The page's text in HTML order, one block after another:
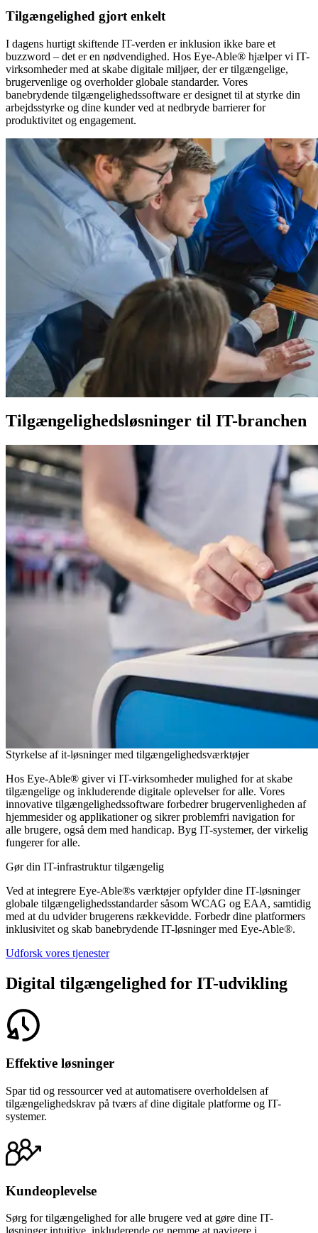
Tilgængelighed gjort enkelt
I dagens hurtigt skiftende IT-verden er inklusion ikke bare et
buzzword – det er en nødvendighed. Hos Eye-Able® hjælper vi IT-
virksomheder med at skabe digitale miljøer, der er tilgængelige,
brugervenlige og overholder globale standarder. Vores
banebrydende tilgængelighedssoftware er designet til at styrke din
arbejdsstyrke og dine kunder ved at nedbryde barrierer for
produktivitet og engagement.
Tilgængelighedsløsninger til IT-branchen
Styrkelse af it-løsninger med tilgængelighedsværktøjer
Hos Eye-Able® giver vi IT-virksomheder mulighed for at skabe
tilgængelige og inkluderende digitale oplevelser for alle. Vores
innovative tilgængelighedssoftware forbedrer brugervenligheden af
hjemmesider og applikationer og sikrer problemfri navigation for
alle brugere, også dem med handicap. Byg IT-systemer, der virkelig
fungerer for alle.
Gør din IT-infrastruktur tilgængelig
Ved at integrere Eye-Able®s værktøjer opfylder dine IT-løsninger
globale tilgængelighedsstandarder såsom WCAG og EAA, samtidig
med at du udvider brugerens rækkevidde. Forbedr dine platformers
inklusivitet og skab banebrydende IT-løsninger med Eye-Able®.
Udforsk vores tjenester
Digital tilgængelighed for IT-udvikling
Effektive løsninger
Spar tid og ressourcer ved at automatisere overholdelsen af
tilgængelighedskrav på tværs af dine digitale platforme og IT-
systemer.
Kundeoplevelse
Sørg for tilgængelighed for alle brugere ved at gøre dine IT-